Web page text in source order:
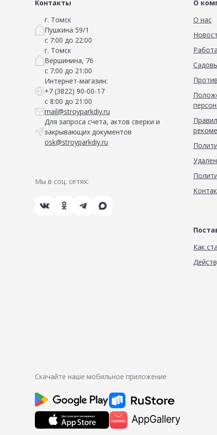
Сад и огород
Контакты
г. Томск
Пушкина 59/1
с 7:00 до 22:00
г. Томск
Вершинина, 76
с 7:00 до 21:00
Интернет-магазин:
+7 (3822) 90-00-17
с 8:00 до 21:00
mail@stroyparkdiy.ru
Для запроса счета, актов сверки и
закрывающих документов
osk@stroyparkdiy.ru
Мы в соц. сетях:
О
О нас
Как
Скачайте наше мобильное приложение